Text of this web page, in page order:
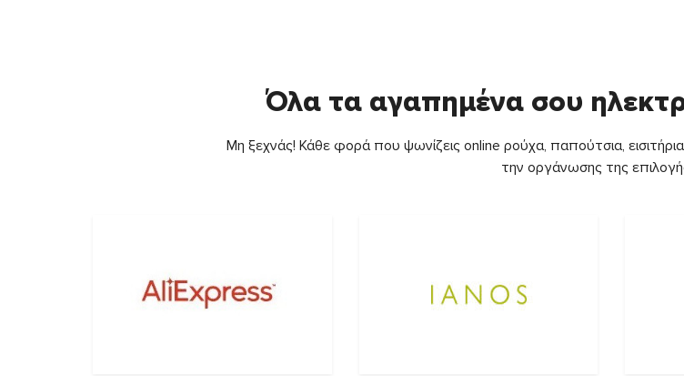
Όλα τα αγαπημένα σου
Μη ξεχνάς! Κάθε φορά που ψωνίζεις online ρούχα, παπούτσια,
την οργάνωσης της